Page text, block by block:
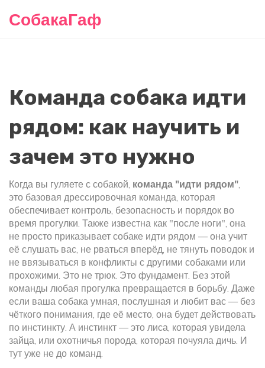
СобакаГаф
Команда собака идти
рядом: как научить и
зачем это нужно
Когда вы гуляете с собакой, команда "идти рядом",
это базовая дрессировочная команда, которая
обеспечивает контроль, безопасность и порядок во
время прогулки. Также известна как "после ноги", она
не просто приказывает собаке идти рядом — она учит
её слушать вас, не рваться вперёд, не тянуть поводок и
не ввязываться в конфликты с другими собаками или
прохожими. Это не трюк. Это фундамент. Без этой
команды любая прогулка превращается в борьбу. Даже
если ваша собака умная, послушная и любит вас — без
чёткого понимания, где её место, она будет действовать
по инстинкту. А инстинкт — это лиса, которая увидела
зайца, или охотничья порода, которая почуяла дичь. И
тут уже не до команд.